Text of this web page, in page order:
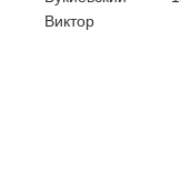
Виктор